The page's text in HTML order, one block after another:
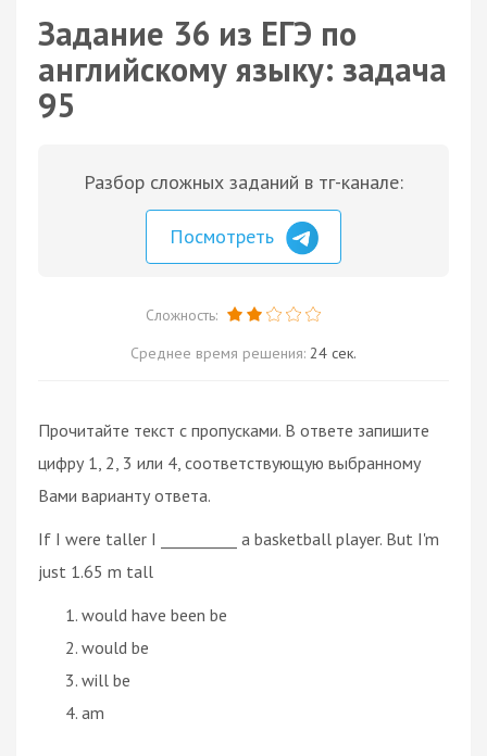
Задание 36 из ЕГЭ по
английскому языку: задача
95
Разбор сложных заданий в тг-канале:
Посмотреть
Сложность:
Среднее время решения: 24 сек.
Прочитайте текст с пропусками. В ответе запишите
цифру 1, 2, 3 или 4, соответствующую выбранному
Вами варианту ответа.
If I were taller I __________ a basketball player. But I'm
just 1.65 m tall
would have been be
would be
will be
am